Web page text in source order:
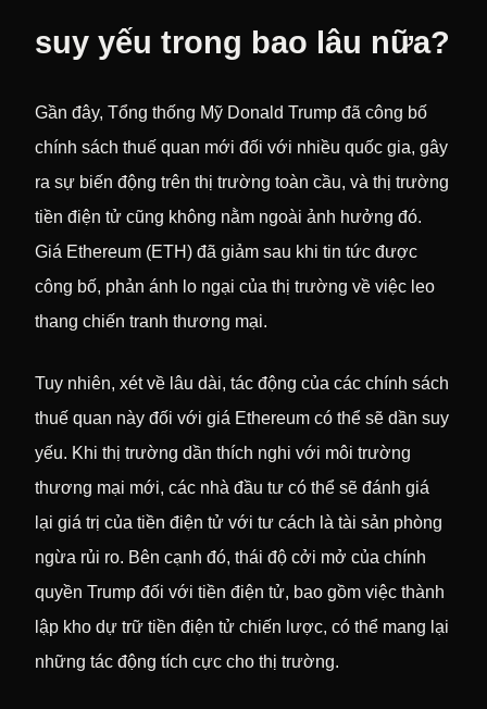
suy yếu trong bao lâu nữa?
Gần đây, Tổng thống Mỹ Donald Trump đã công bố
chính sách thuế quan mới đối với nhiều quốc gia, gây
ra sự biến động trên thị trường toàn cầu, và thị trường
tiền điện tử cũng không nằm ngoài ảnh hưởng đó.
Giá Ethereum (ETH) đã giảm sau khi tin tức được
công bố, phản ánh lo ngại của thị trường về việc leo
thang chiến tranh thương mại.
Tuy nhiên, xét về lâu dài, tác động của các chính sách
thuế quan này đối với giá Ethereum có thể sẽ dần suy
yếu. Khi thị trường dần thích nghi với môi trường
thương mại mới, các nhà đầu tư có thể sẽ đánh giá
lại giá trị của tiền điện tử với tư cách là tài sản phòng
ngừa rủi ro. Bên cạnh đó, thái độ cởi mở của chính
quyền Trump đối với tiền điện tử, bao gồm việc thành
lập kho dự trữ tiền điện tử chiến lược, có thể mang lại
những tác động tích cực cho thị trường.